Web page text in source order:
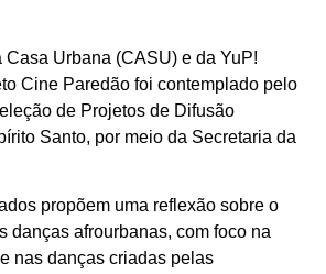
Casa Urbana (CASU) e da YuP!
Cine Paredão foi contemplado pelo
de Projetos de Difusão
Santo, por meio da Secretaria da
propõem uma reflexão sobre o
danças afrourbanas, com foco na
nas danças criadas pelas